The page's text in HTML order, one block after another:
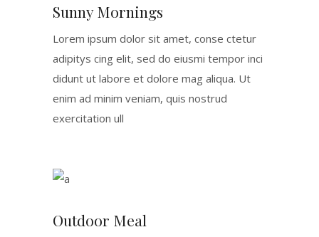
Sunny Mornings
Lorem ipsum dolor sit amet, conse ctetur
adipitys cing elit, sed do eiusmi tempor inci
didunt ut labore et dolore mag aliqua. Ut
enim ad minim veniam, quis nostrud
exercitation ull
Outdoor Meal